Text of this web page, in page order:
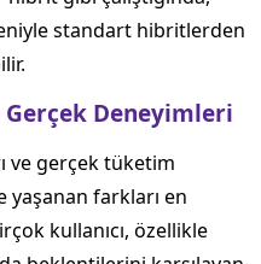
standart hibritlerden
Deneyimleri
ve gerçek tüketim
farkları en
kullanıcı, özellikle